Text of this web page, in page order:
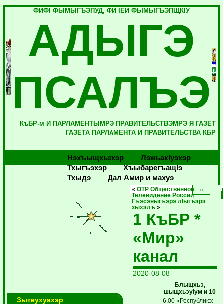
ФИФI ФЫМЫГЪЭПУД, ФИ IЕЙ ФЫМЫГЪЭПЩКIУ
АДЫГЭ
ПСАЛЪЭ
КъБР-м И ПАРЛАМЕНТЫМРЭ ПРАВИТЕЛЬСТВЭМРЭ Я ГАЗЕТ
ГАЗЕТА ПАРЛАМЕНТА И ПРАВИТЕЛЬСТВА КБР
Нэхъыщхьэхэр
Лэжьакlуэхэр
Тхыгъэхэр
Хъыбарегъащlэ
Тхыдэ
Дал Амир и махуэ
Зытеухуахэр
«ОТР Общественное
Телевидение России
Гъэсэныгъэрэ лIыгъэрэ
зыхэлъ »
1 КъБР *
«Мир»
канал
2020-08-08
Блыщхьэ,
шыщхьэуIум и 10
6.00 «Республикэ: